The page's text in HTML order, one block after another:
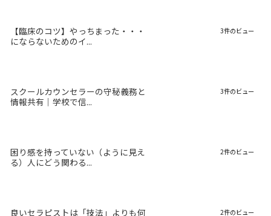
【臨床のコツ】やっちまった・・・
にならないためのイ...
3件のビュー
スクールカウンセラーの守秘義務と
情報共有｜学校で信...
3件のビュー
困り感を持っていない（ように見え
る）人にどう関わる...
2件のビュー
良いセラピストは「技法」よりも何 2件のビュー